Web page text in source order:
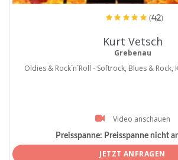
(42)
Kurt Vetsch
Grebenau
Oldies & Rock`n`Roll - Softrock, Blues & Rock,
Video anschauen
Preisspanne: Preisspanne nicht
JETZT ANFRAGEN